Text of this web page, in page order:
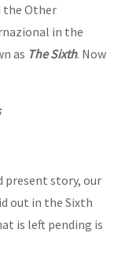
the Other
in the
as The Sixth. Now
present story, our
out in the Sixth
is left pending is